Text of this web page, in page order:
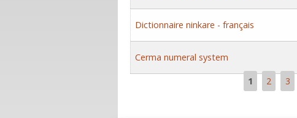
Dictionnaire ninkare - français
Cerma numeral system
1 2 3